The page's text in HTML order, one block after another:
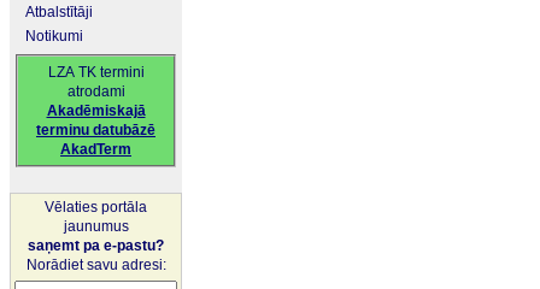
Atbalstītāji
Notikumi
LZA TK termini
atrodami
Akadēmiskajā
terminu datubāzē
AkadTerm
Vēlaties portāla
jaunumus
saņemt pa e-pastu?
Norādiet savu adresi: